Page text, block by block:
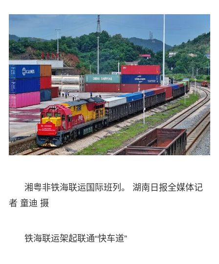
湘粤非铁海联运国际班列。 湖南日报全媒体记
者 童迪 摄
铁海联运架起联通“快车道”